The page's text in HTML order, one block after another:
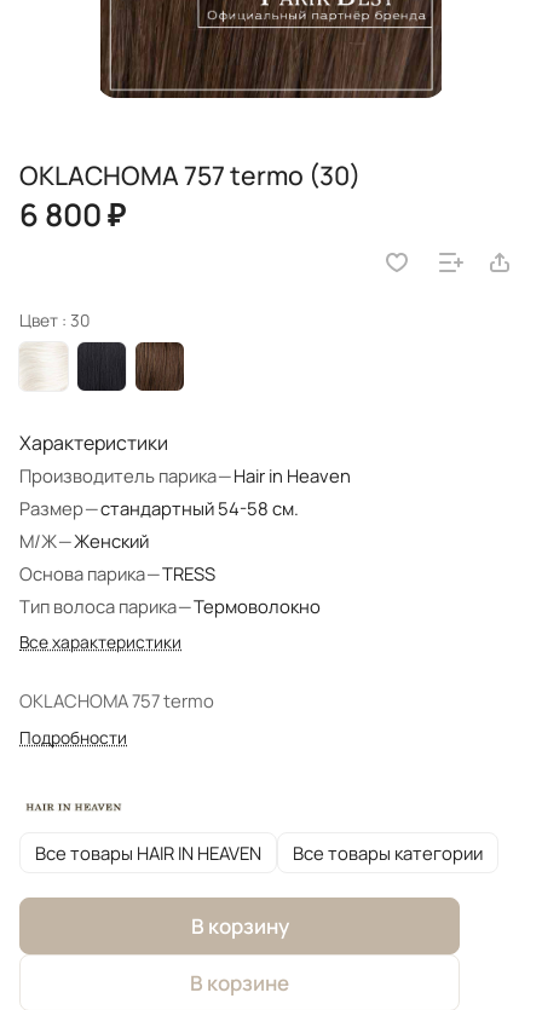
OKLACHOMA 757 termo (30)
6 800 ₽
Цвет : 30
Характеристики
Производитель парика—Hair in Heaven
Размер—стандартный 54-58 см.
М/Ж—Женский
Основа парика—TRESS
Тип волоса парика—Термоволокно
Все характеристики
OKLACHOMA 757 termo
Подробности
Все товары HAIR IN HEAVEN Все товары категории
В корзину
В корзине